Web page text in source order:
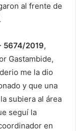
al frente de
5674/2019,
Gastambide,
me la dio
y que una
subiera al área
seguí la
en